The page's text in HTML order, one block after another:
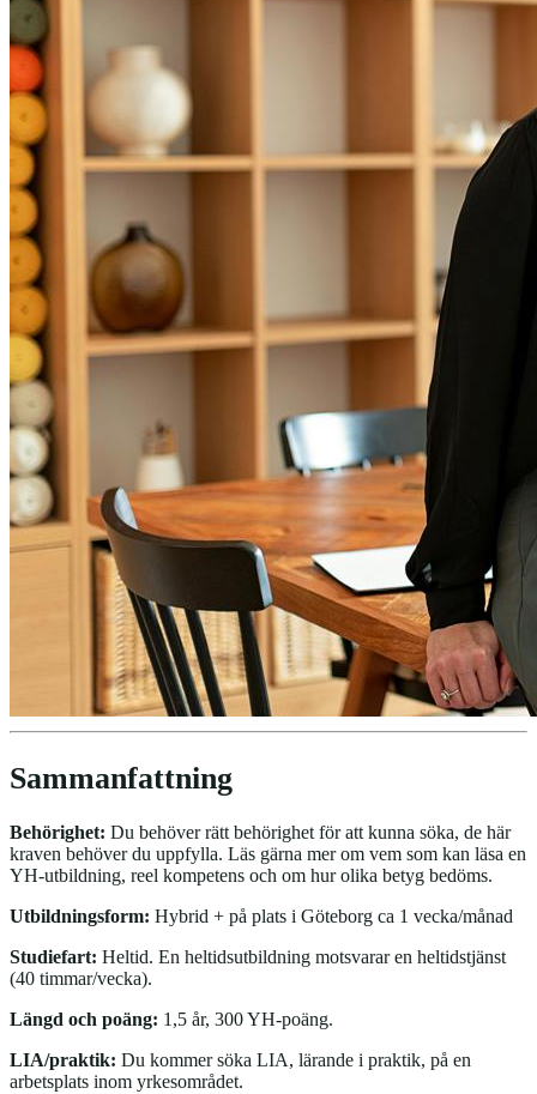
Sammanfattning
Behörighet: Du behöver rätt behörighet för att kunna söka, de här
kraven behöver du uppfylla. Läs gärna mer om vem som kan läsa en
YH-utbildning, reel kompetens och om hur olika betyg bedöms.
Utbildningsform: Hybrid + på plats i Göteborg ca 1 vecka/månad
Studiefart: Heltid. En heltidsutbildning motsvarar en heltidstjänst
(40 timmar/vecka).
Längd och poäng: 1,5 år, 300 YH-poäng.
LIA/praktik: Du kommer söka LIA, lärande i praktik, på en
arbetsplats inom yrkesområdet.